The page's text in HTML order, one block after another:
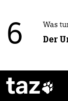
6 Was
Der
taz